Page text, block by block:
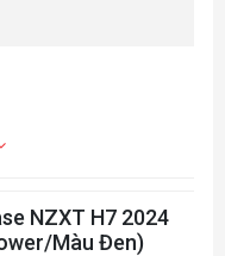
NZXT H7 2024
Màu Đen)